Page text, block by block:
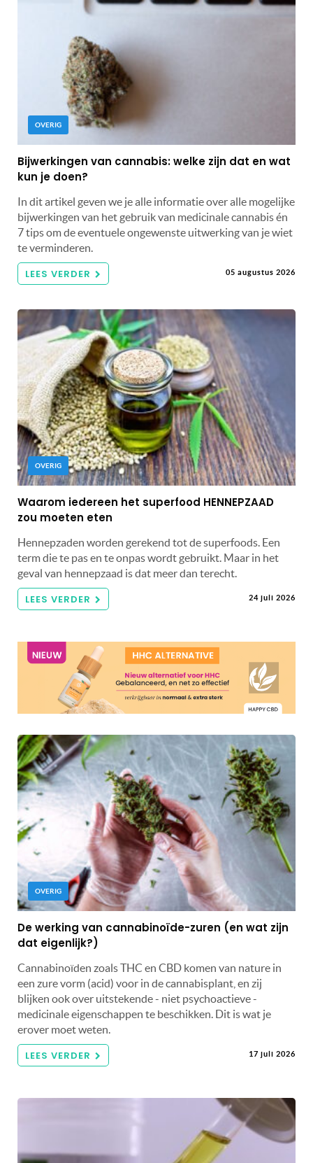
OVERIG
Bijwerkingen van cannabis: welke zijn dat en wat
kun je doen?
In dit artikel geven we je alle informatie over alle mogelijke
bijwerkingen van het gebruik van medicinale cannabis én
7 tips om de eventuele ongewenste uitwerking van je wiet
te verminderen.
LEES VERDER 05 augustus 2026
OVERIG
Waarom iedereen het superfood HENNEPZAAD
zou moeten eten
Hennepzaden worden gerekend tot de superfoods. Een
term die te pas en te onpas wordt gebruikt. Maar in het
geval van hennepzaad is dat meer dan terecht.
LEES VERDER 24 juli 2026
OVERIG
De werking van cannabinoïde-zuren (en wat zijn
dat eigenlijk?)
Cannabinoïden zoals THC en CBD komen van nature in
een zure vorm (acid) voor in de cannabisplant, en zij
blijken ook over uitstekende - niet psychoactieve -
medicinale eigenschappen te beschikken. Dit is wat je
erover moet weten.
LEES VERDER 17 juli 2026